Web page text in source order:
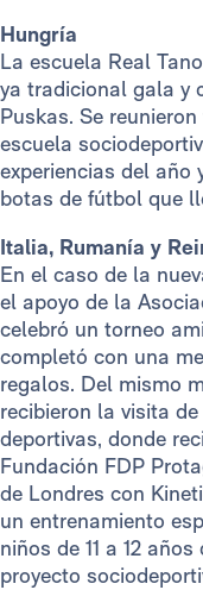
Hungría
La escuela Real
ya tradicional gala y
Puskas. Se
escuela
experiencias del año
botas de fútbol que
Italia, Rumanía y
En el caso de la
el apoyo de la
celebró un torneo
completó con una
regalos. Del mismo
recibieron la visita
deportivas, donde
Fundación FDP
de Londres con
un entrenamiento
niños de 11 a 12
proyecto